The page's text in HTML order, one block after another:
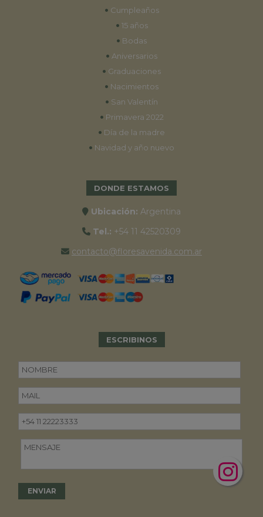
• Cumpleaños
• 15 años
• Bodas
• Aniversarios
• Graduaciones
• Nacimientos
• San Valentín
• Primavera 2022
• Día de la madre
• Navidad y año nuevo
DONDE ESTAMOS
Ubicación: Argentina
Tel.: +54 11 42520309
contacto@floresavenida.com.ar
ESCRIBINOS